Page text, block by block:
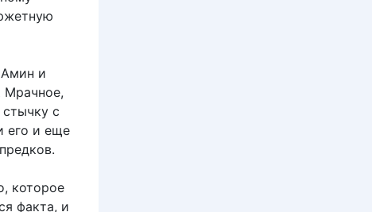
и
Мрачное,
с
его и еще
которое
факта, и